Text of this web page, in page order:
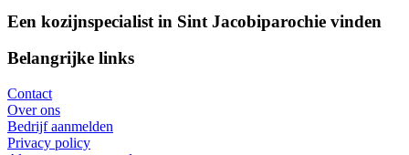
Een kozijnspecialist in Sint Jacobiparochie vinden
Belangrijke links
Contact
Over ons
Bedrijf aanmelden
Privacy policy